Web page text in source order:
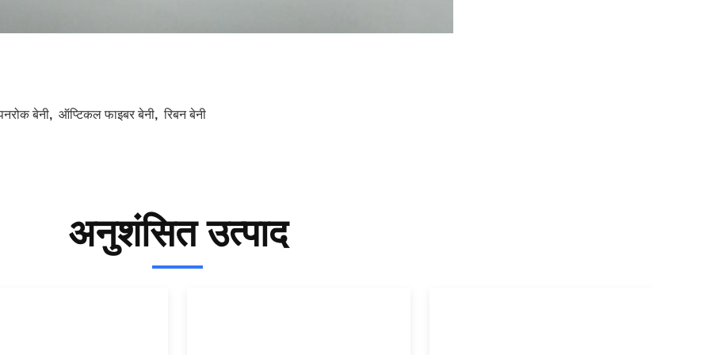
बेनी, ऑप्टिकल फाइबर बेनी,रिबन बेनी
अनुशंसित उत्पाद